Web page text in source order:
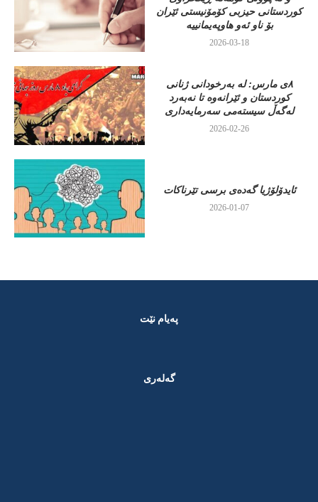
کوردستانی حیزبی کۆمۆنیستی ئێران
بۆ ناو ئەو هاوپەیمانییە
2026-03-18
٨ی مارس: لە بەرخودانی ژنانی
کوردستان و ئێرانەوە تا نەبەرد
لەگەڵ سیستەمی سەرمایەداری
2026-02-26
ئایدۆلۆژیا گەدەی برسی تێرناکات
2026-01-07
پەیام نێت
گەلەری